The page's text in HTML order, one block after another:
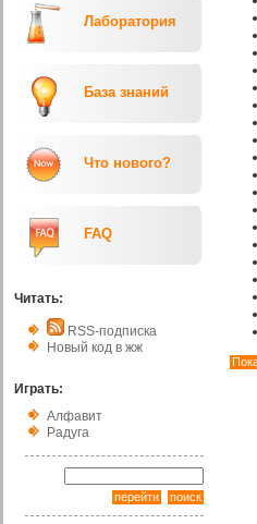
Лаборатория
База знаний
Что нового?
FAQ
Читать:
RSS-подписка
Новый код в жж
Играть:
Алфавит
Радуга